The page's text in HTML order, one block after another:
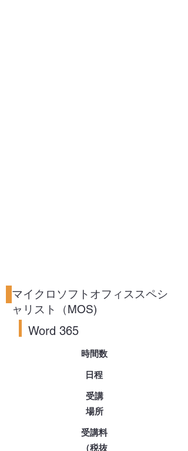
マイクロソフトオフィススペシ
ャリスト（MOS)
Word 365
時間数
日程
受講
場所
受講料
（税抜